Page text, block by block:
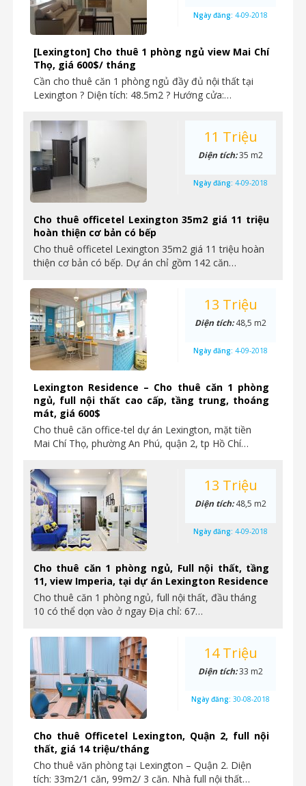
[Lexington] Cho thuê 1 phòng ngủ view Mai Chí
Thọ, giá 600$/ tháng
Cần cho thuê căn 1 phòng ngủ đầy đủ nội thất tại
Lexington ? Diện tích: 48.5m2 ? Hướng cửa:…
Ngày đăng: 4-09-2018
Cho thuê officetel Lexington 35m2 giá 11 triệu
hoàn thiện cơ bản có bếp
Cho thuê officetel Lexington 35m2 giá 11 triệu hoàn
thiện cơ bản có bếp. Dự án chỉ gồm 142 căn…
11 Triệu
Diện tích:35 m2
Ngày đăng: 4-09-2018
Lexington Residence – Cho thuê căn 1 phòng
ngủ, full nội thất cao cấp, tầng trung, thoáng
mát, giá 600$
Cho thuê căn office-tel dự án Lexington, mặt tiền
Mai Chí Thọ, phường An Phú, quận 2, tp Hồ Chí…
13 Triệu
Diện tích:48,5 m2
Ngày đăng: 4-09-2018
Cho thuê căn 1 phòng ngủ, Full nội thất, tầng
11, view Imperia, tại dự án Lexington Residence
Cho thuê căn 1 phòng ngủ, full nội thất, đầu tháng
10 có thể dọn vào ở ngay Địa chỉ: 67…
13 Triệu
Diện tích:48,5 m2
Ngày đăng: 4-09-2018
Cho thuê Officetel Lexington, Quận 2, full nội
thất, giá 14 triệu/tháng
Cho thuê văn phòng tại Lexington – Quận 2. Diện
tích: 33m2/1 căn, 99m2/ 3 căn. Nhà full nội thất…
14 Triệu
Diện tích:33 m2
Ngày đăng: 30-08-2018